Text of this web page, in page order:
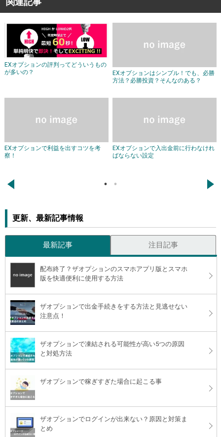
EXオプションの評判ってどういうもの
が多いの？
EXオプションはシンプル！でも、必勝
方法？必勝投資？そんなのある？
EXオプションで利益を出すコツを考
察！
EXオプションで入出金前に行わなけれ
ばならない設定
← →
更新、最新記事情報
最新記事 注目記事
配布終了？ザオプションのスマホアプリ版とスマホ
版を快適便利に使用する方法
ザオプションで出金手続きをする方法と見逃せない
注意点！
ザオプションで凍結される可能性が高い5つの原因
と対処方法
ザオプションで稼ぎすぎた場合に起こる事
ザオプションでログインが出来ない？原因と対策ま
とめ